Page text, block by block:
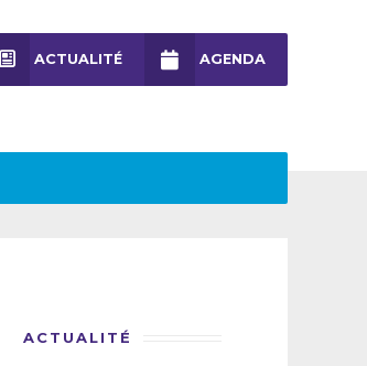
ACTUALITÉ AGENDA
ACTUALITÉ